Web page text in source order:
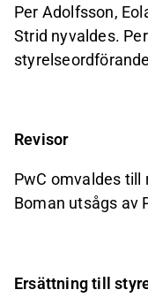
Per Adolfsson,
Strid nyvaldes.
Revisor
PwC omvaldes till
Boman utsågs av
Ersättning till